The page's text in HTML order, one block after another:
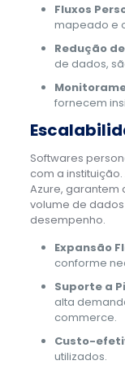
Fluxos
mapeado e
Redução
de dados,
fornecem
Softwares
com a
Azure, garantem
volume de
desempenho.
Expansão
conforme
Suporte a
alta
commerce.
Custo-
utilizados.